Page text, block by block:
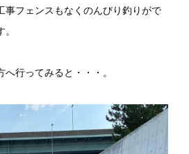
事フェンスもなくのんびり釣りがで
行ってみると・・・。